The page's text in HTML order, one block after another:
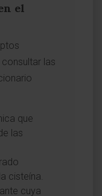
el
las
que
las
cisteína.
cuya